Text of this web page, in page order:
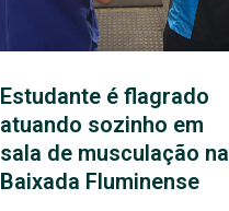
Estudante é flagrado
atuando sozinho em
sala de musculação na
Baixada Fluminense